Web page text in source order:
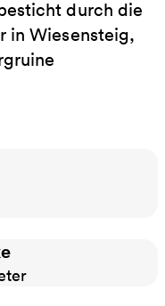
durch die
in Wiesensteig,